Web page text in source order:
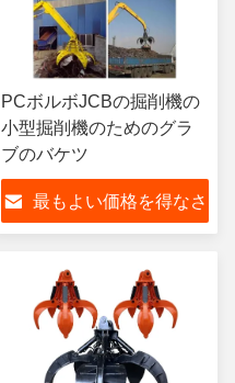
PCボルボJCBの掘削機の
小型掘削機のためのグラ
ブのバケツ
最もよい価格を得なさ